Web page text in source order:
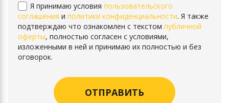
Я принимаю условия пользовательского
соглашения и политики конфиденциальности. Я также
подтверждаю что ознакомлен с текстом публичной
оферты, полностью согласен с условиями,
изложенными в ней и принимаю их полностью и без
оговорок.